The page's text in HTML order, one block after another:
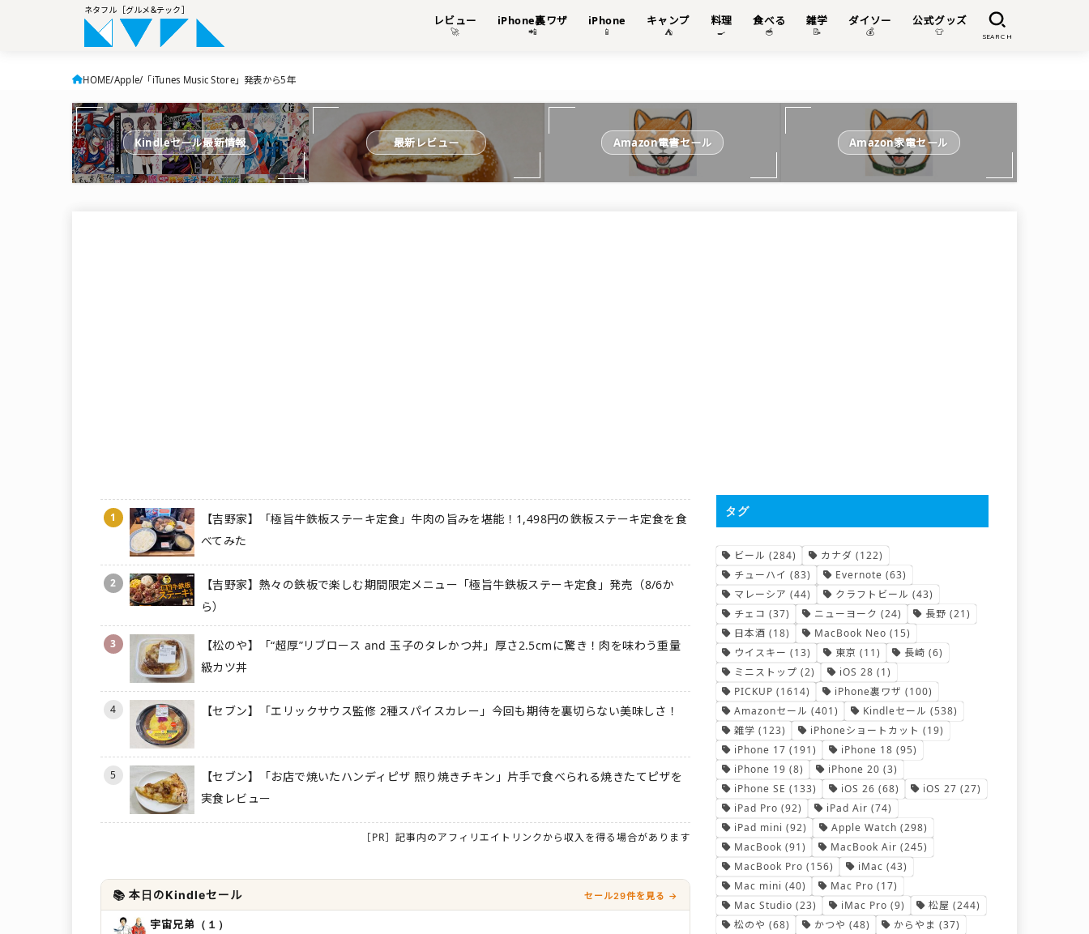
ネタフル［グルメ&テック］
レビュー
🚀
iPhone裏ワザ
📲
iPhone
📱
キャンプ
⛺
料理
🍳
食べる
🥣
雑学
📝
ダイソー
💰
公式グッズ
👕 SEARCH
HOME Apple 「iTunes Music Store」発表から5年
Kindleセール最新情報 最新レビュー Amazon電書セール Amazon家電セール
1
【吉野家】「極旨牛鉄板ステーキ定食」牛肉の旨みを堪能！1,498円の鉄板ステーキ定食を食
べてみた
2
【吉野家】熱々の鉄板で楽しむ期間限定メニュー「極旨牛鉄板ステーキ定食」発売（8/6か
ら）
3
【松のや】「“超厚”リブロース and 玉子のタレかつ丼」厚さ2.5cmに驚き！肉を味わう重量
級カツ丼
4 【セブン】「エリックサウス監修 2種スパイスカレー」今回も期待を裏切らない美味しさ！
5
【セブン】「お店で焼いたハンディピザ 照り焼きチキン」片手で食べられる焼きたてピザを
実食レビュー
［PR］記事内のアフィリエイトリンクから収入を得る場合があります
📚 本日のKindleセール セール29件を見る →
宇宙兄弟（１）
タグ
ビール (284) カナダ (122)
チューハイ (83) Evernote (63)
マレーシア (44) クラフトビール (43)
チェコ (37) ニューヨーク (24) 長野 (21)
日本酒 (18) MacBook Neo (15)
ウイスキー (13) 東京 (11) 長崎 (6)
ミニストップ (2) iOS 28 (1)
PICKUP (1614) iPhone裏ワザ (100)
Amazonセール (401) Kindleセール (538)
雑学 (123) iPhoneショートカット (19)
iPhone 17 (191) iPhone 18 (95)
iPhone 19 (8) iPhone 20 (3)
iPhone SE (133) iOS 26 (68) iOS 27 (27)
iPad Pro (92) iPad Air (74)
iPad mini (92) Apple Watch (298)
MacBook (91) MacBook Air (245)
MacBook Pro (156) iMac (43)
Mac mini (40) Mac Pro (17)
Mac Studio (23) iMac Pro (9) 松屋 (244)
松のや (68) かつや (48) からやま (37)